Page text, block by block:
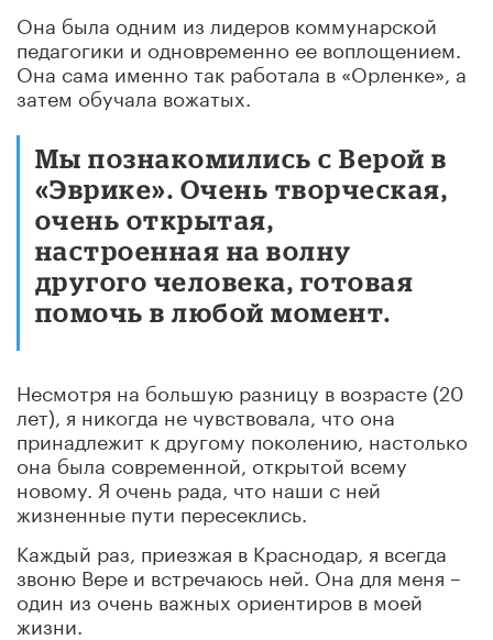
Она была одним из лидеров коммунарской
педагогики и одновременно ее воплощением.
Она сама именно так работала в «Орленке», а
затем обучала вожатых.
Мы познакомились с Верой в
«Эврике». Очень творческая,
очень открытая,
настроенная на волну
другого человека, готовая
помочь в любой момент.
Несмотря на большую разницу в возрасте (20
лет), я никогда не чувствовала, что она
принадлежит к другому поколению, настолько
она была современной, открытой всему
новому. Я очень рада, что наши с ней
жизненные пути пересеклись.
Каждый раз, приезжая в Краснодар, я всегда
звоню Вере и встречаюсь ней. Она для меня –
один из очень важных ориентиров в моей
жизни.